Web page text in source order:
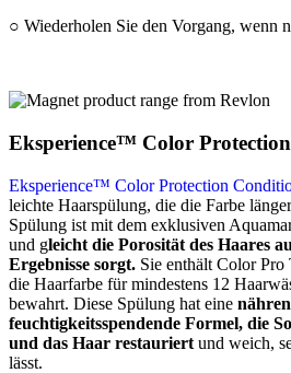
○ Wiederholen Sie den Vorgang, wenn
Eksperience™ Color
Eksperience™ Color Protection
leichte Haarspülung, die die Farbe
Spülung ist mit dem exklusiven
und gleicht die Porosität des Haares
Ergebnisse sorgt. Sie enthält Color Pro
die Haarfarbe für mindestens 12
bewahrt. Diese Spülung hat eine
feuchtigkeitsspendende Formel, die
und das Haar restauriert und weich,
lässt.